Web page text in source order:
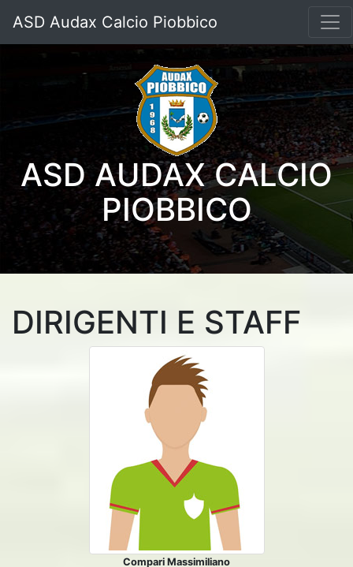
ASD Audax Calcio Piobbico
ASD AUDAX CALCIO
PIOBBICO
DIRIGENTI E STAFF
Compari Massimiliano